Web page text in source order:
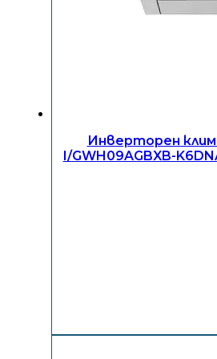
Инверторен
I/GWH09AGBXB-